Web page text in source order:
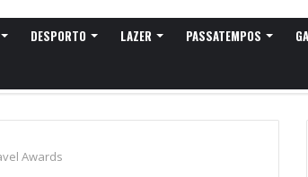
DESPORTO LAZER PASSATEMPOS
Awards